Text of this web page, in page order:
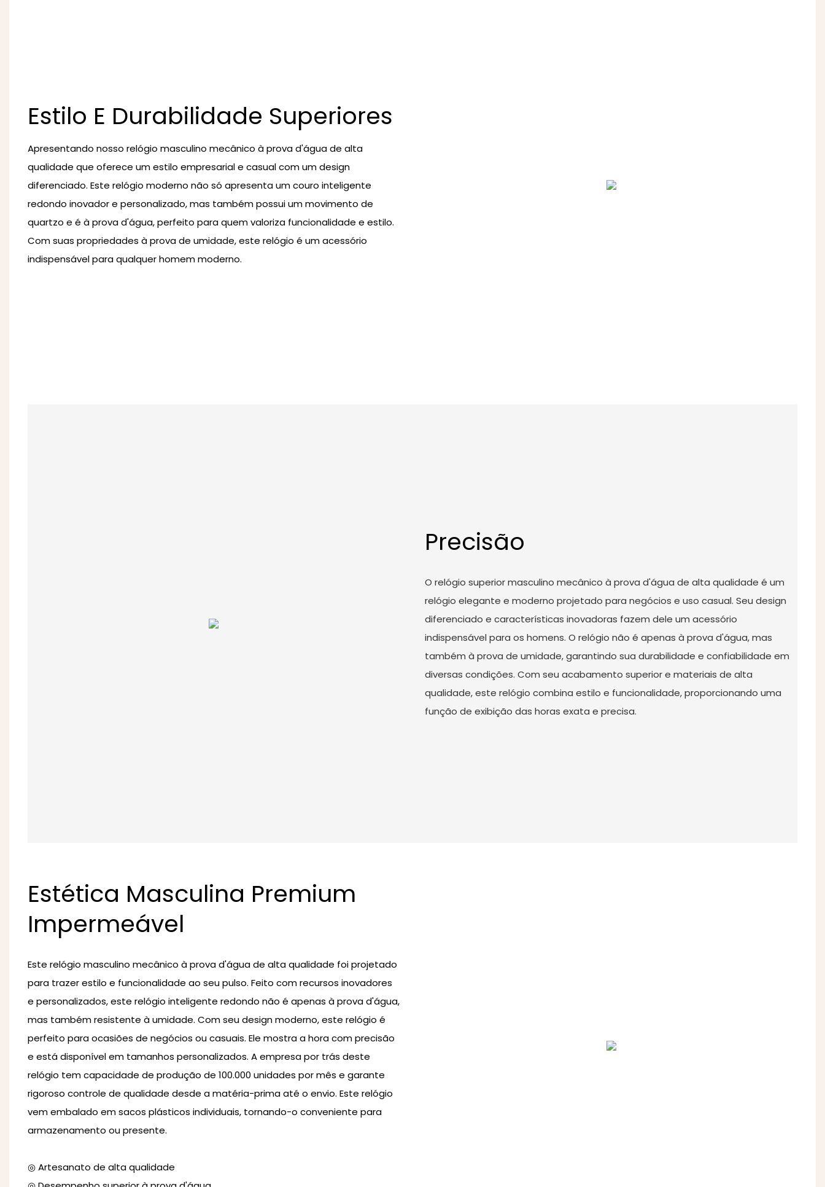
Estilo E Durabilidade Superiores
Apresentando nosso relógio masculino mecânico à prova d'água de alta
qualidade que oferece um estilo empresarial e casual com um design
diferenciado. Este relógio moderno não só apresenta um couro inteligente
redondo inovador e personalizado, mas também possui um movimento de
quartzo e é à prova d'água, perfeito para quem valoriza funcionalidade e estilo.
Com suas propriedades à prova de umidade, este relógio é um acessório
indispensável para qualquer homem moderno.
Precisão
O relógio superior masculino mecânico à prova d'água de alta qualidade é um
relógio elegante e moderno projetado para negócios e uso casual. Seu design
diferenciado e características inovadoras fazem dele um acessório
indispensável para os homens. O relógio não é apenas à prova d'água, mas
também à prova de umidade, garantindo sua durabilidade e confiabilidade em
diversas condições. Com seu acabamento superior e materiais de alta
qualidade, este relógio combina estilo e funcionalidade, proporcionando uma
função de exibição das horas exata e precisa.
Estética Masculina Premium
Impermeável
Este relógio masculino mecânico à prova d'água de alta qualidade foi projetado
para trazer estilo e funcionalidade ao seu pulso. Feito com recursos inovadores
e personalizados, este relógio inteligente redondo não é apenas à prova d'água,
mas também resistente à umidade. Com seu design moderno, este relógio é
perfeito para ocasiões de negócios ou casuais. Ele mostra a hora com precisão
e está disponível em tamanhos personalizados. A empresa por trás deste
relógio tem capacidade de produção de 100.000 unidades por mês e garante
rigoroso controle de qualidade desde a matéria-prima até o envio. Este relógio
vem embalado em sacos plásticos individuais, tornando-o conveniente para
armazenamento ou presente.
◎ Artesanato de alta qualidade